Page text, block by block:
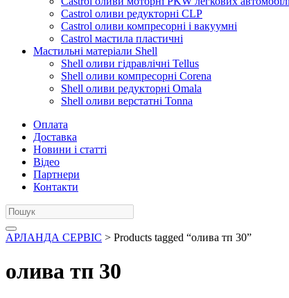
Castrol оливи редукторні CLP
Castrol оливи компресорні і вакуумні
Castrol мастила пластичні
Мастильні матеріали Shell
Shell оливи гідравлічні Tellus
Shell оливи компресорні Corena
Shell оливи редукторні Omala
Shell оливи верстатні Tonna
Оплата
Доставка
Новини і статті
Відео
Партнери
Контакти
АРЛАНДА СЕРВІС > Products tagged “олива тп 30”
олива тп 30